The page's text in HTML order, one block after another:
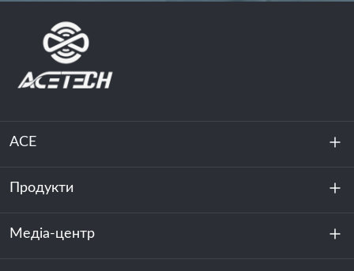
ACE
Про нас
Стійкість
Продукти
Зберігання енергії
Медіа-центр